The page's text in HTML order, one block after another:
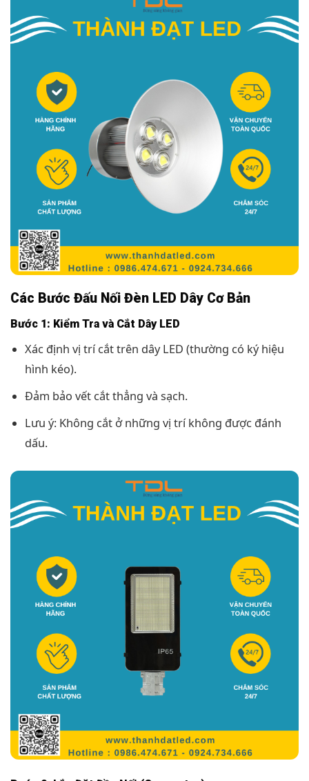
Các Bước Đấu Nối Đèn LED Dây Cơ Bản
Bước 1: Kiểm Tra và Cắt Dây LED
Xác định vị trí cắt trên dây LED (thường có ký hiệu
hình kéo).
Đảm bảo vết cắt thẳng và sạch.
Lưu ý: Không cắt ở những vị trí không được đánh
dấu.